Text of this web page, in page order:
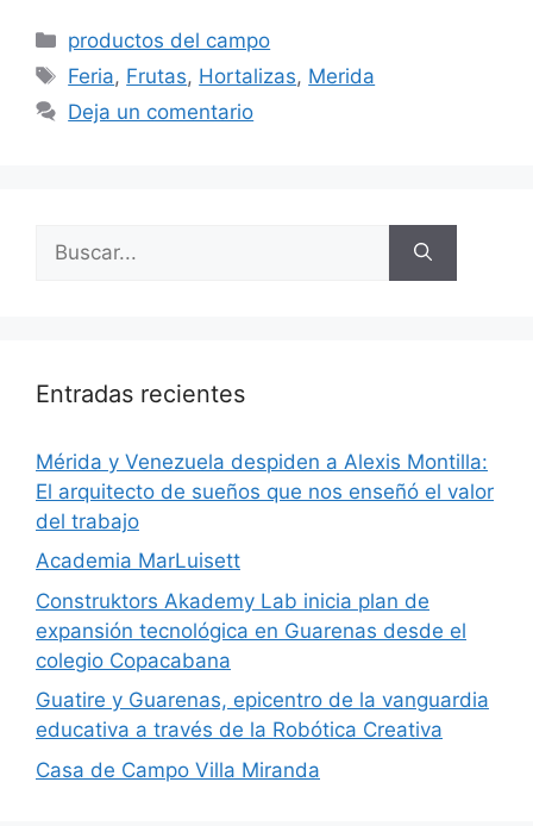
productos del campo
Feria, Frutas, Hortalizas, Merida
Deja un comentario
Entradas recientes
​Mérida y Venezuela despiden a Alexis Montilla:
El arquitecto de sueños que nos enseñó el valor
del trabajo
Academia MarLuisett
Construktors Akademy Lab inicia plan de
expansión tecnológica en Guarenas desde el
colegio Copacabana
Guatire y Guarenas, epicentro de la vanguardia
educativa a través de la Robótica Creativa
Casa de Campo Villa Miranda